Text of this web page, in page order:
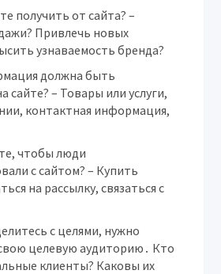
получить от сайта? –
Привлечь новых
узнаваемость бренда?
должна быть
сайте?– Товары или услуги,
контактная информация,
чтобы люди
с сайтом? – Купить
на рассылку, связаться с
с целями, нужно
целевую аудиторию․ Кто
клиенты? Каковы их